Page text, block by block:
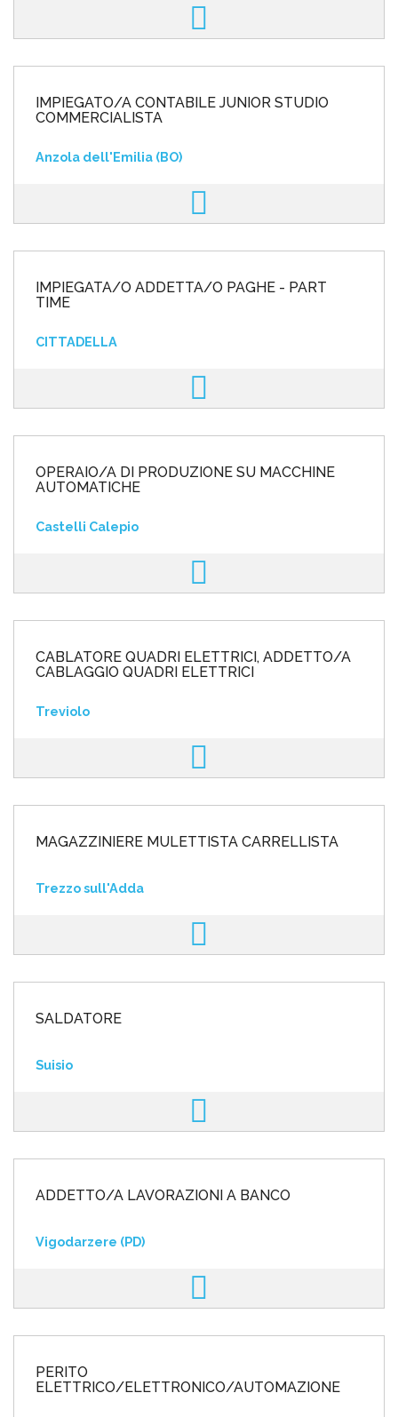
IMPIEGATO/A CONTABILE JUNIOR STUDIO
COMMERCIALISTA
Anzola dell'Emilia (BO)
IMPIEGATA/O ADDETTA/O PAGHE - PART
TIME
CITTADELLA
OPERAIO/A DI PRODUZIONE SU MACCHINE
AUTOMATICHE
Castelli Calepio
CABLATORE QUADRI ELETTRICI, ADDETTO/A
CABLAGGIO QUADRI ELETTRICI
Treviolo
MAGAZZINIERE MULETTISTA CARRELLISTA
Trezzo sull'Adda
SALDATORE
Suisio
ADDETTO/A LAVORAZIONI A BANCO
Vigodarzere (PD)
PERITO
ELETTRICO/ELETTRONICO/AUTOMAZIONE